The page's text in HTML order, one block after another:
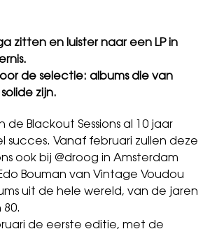
zitten en luister naar een LP in
de selectie: albums die van
zijn.
de Blackout Sessions al 10 jaar
succes. Vanaf februari zullen deze
ook bij @droog in Amsterdam
Bouman van Vintage Voudou
uit de hele wereld, van de jaren
de eerste editie, met de